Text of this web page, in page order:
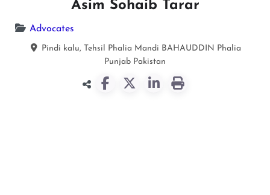
Asim Sohaib Tarar
Advocates
Pindi kalu, Tehsil Phalia Mandi BAHAUDDIN Phalia
Punjab Pakistan